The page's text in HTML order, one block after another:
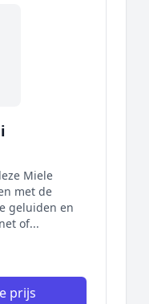
Miele
met de
geluiden en
of...
prijs